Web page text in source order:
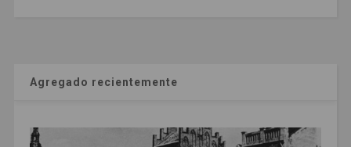
Agregado recientemente